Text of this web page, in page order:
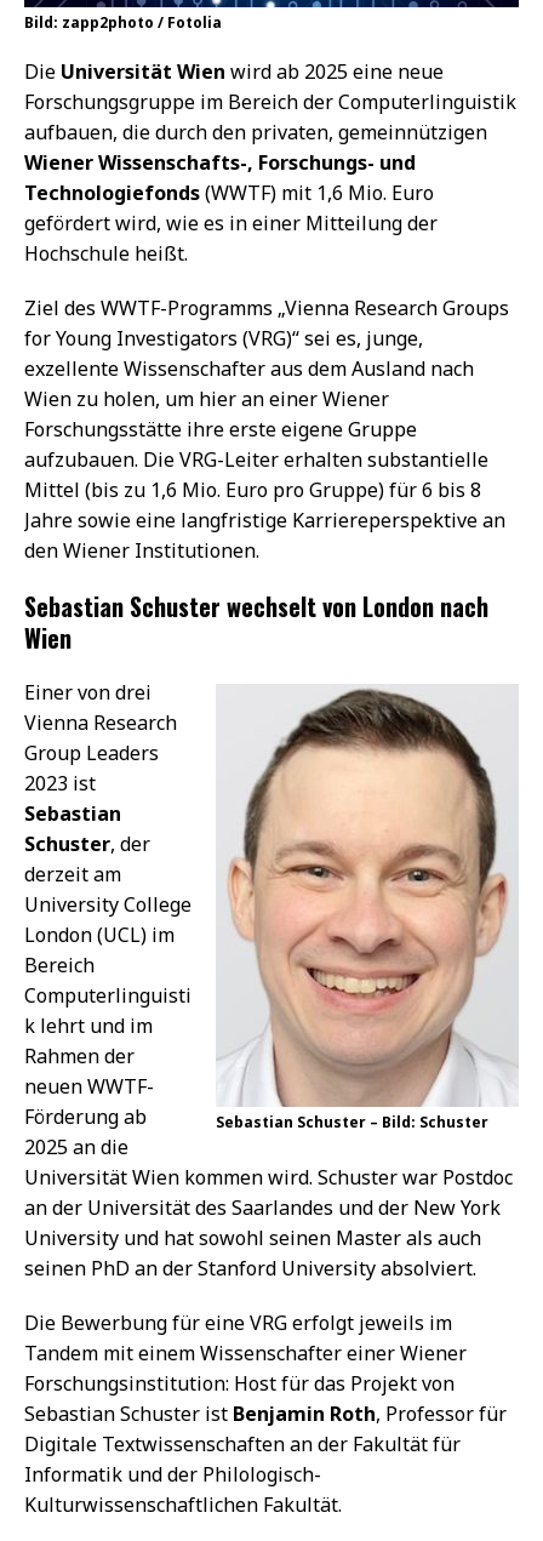
Bild: zapp2photo / Fotolia
Die Universität Wien wird ab 2025 eine neue
Forschungsgruppe im Bereich der Computerlinguistik
aufbauen, die durch den privaten, gemeinnützigen
Wiener Wissenschafts-, Forschungs- und
Technologiefonds(WWTF) mit 1,6 Mio. Euro
gefördert wird, wie es in einer Mitteilung der
Hochschule heißt.
Ziel des WWTF-Programms „Vienna Research Groups
for Young Investigators (VRG)“ sei es, junge,
exzellente Wissenschafter aus dem Ausland nach
Wien zu holen, um hier an einer Wiener
Forschungsstätte ihre erste eigene Gruppe
aufzubauen. Die VRG-Leiter erhalten substantielle
Mittel (bis zu 1,6 Mio. Euro pro Gruppe) für 6 bis 8
Jahre sowie eine langfristige Karriereperspektive an
den Wiener Institutionen.
Sebastian Schuster wechselt von London nach
Wien
Sebastian Schuster – Bild: Schuster
Einer von drei
Vienna Research
Group Leaders
2023 ist
Sebastian
Schuster, der
derzeit am
University College
London (UCL) im
Bereich
Computerlinguisti
k lehrt und im
Rahmen der
neuen WWTF-
Förderung ab
2025 an die
Universität Wien kommen wird. Schuster war Postdoc
an der Universität des Saarlandes und der New York
University und hat sowohl seinen Master als auch
seinen PhD an der Stanford University absolviert.
Die Bewerbung für eine VRG erfolgt jeweils im
Tandem mit einem Wissenschafter einer Wiener
Forschungsinstitution: Host für das Projekt von
Sebastian Schuster ist Benjamin Roth, Professor für
Digitale Textwissenschaften an der Fakultät für
Informatik und der Philologisch-
Kulturwissenschaftlichen Fakultät.